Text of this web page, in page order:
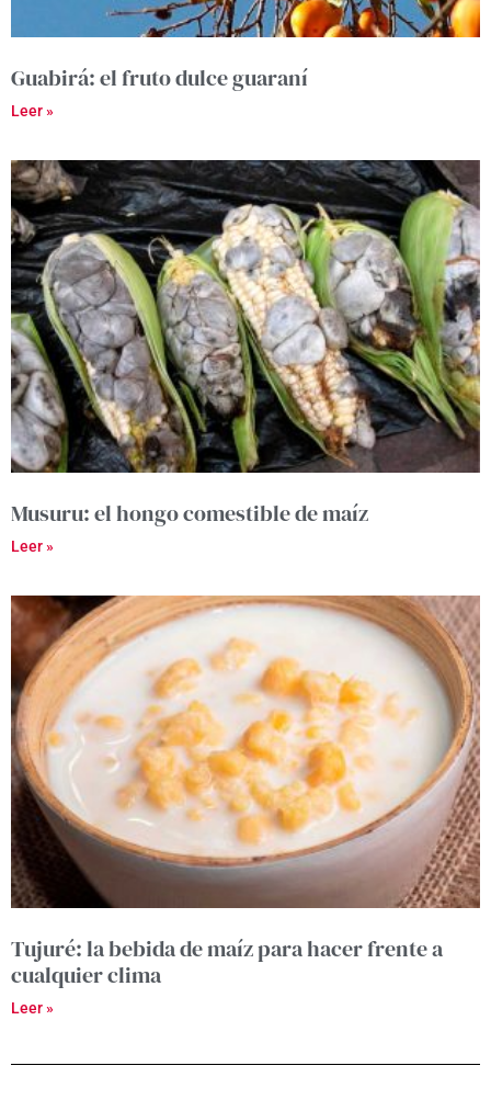
Guabirá: el fruto dulce guaraní
Leer »
Musuru: el hongo comestible de maíz
Leer »
Tujuré: la bebida de maíz para hacer frente a
cualquier clima
Leer »